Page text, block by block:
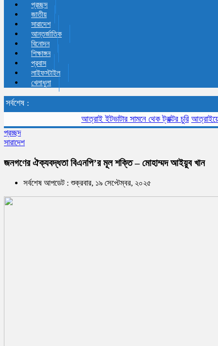
প্রচ্ছদ
জাতীয়
সারাদেশ
আন্তর্জাতিক
বিনোদন
শিক্ষাঙ্গন
প্রবাস
লাইফস্টাইল
খেলাধুলা
সর্বশেষ :
আত্রাই ইটভাটার সামনে থেক ট্রাক্টর চুরি আত্রাইয়ে
প্রচ্ছদ
সারাদেশ
জনগণের ঐক্যবদ্ধতা বিএনপি’র মূল শক্তি – মোহাম্মদ আইয়ুব খান
সর্বশেষ আপডেট : শুক্রবার, ১৯ সেপ্টেম্বর, ২০২৫